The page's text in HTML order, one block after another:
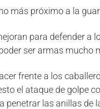
más próximo a la
para defender a
ser armas mucho
frente a los
el ataque de golpe
penetrar las anillas de